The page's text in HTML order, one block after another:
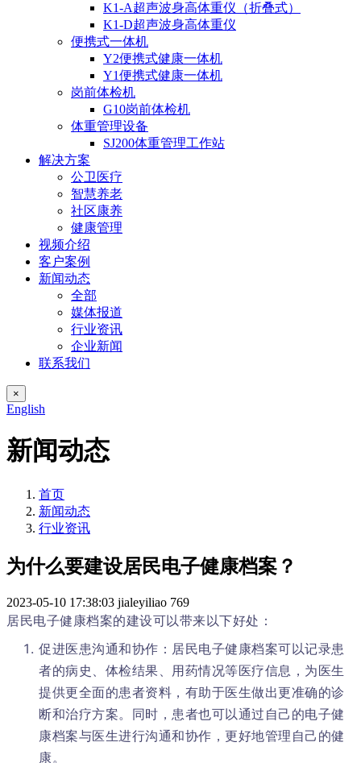
K1-A超声波身高体重仪（折叠式）
K1-D超声波身高体重仪
便携式一体机
Y2便携式健康一体机
Y1便携式健康一体机
岗前体检机
G10岗前体检机
体重管理设备
SJ200体重管理工作站
解决方案
公卫医疗
智慧养老
社区康养
健康管理
视频介绍
客户案例
新闻动态
全部
媒体报道
行业资讯
企业新闻
联系我们
×
English
新闻动态
首页
新闻动态
行业资讯
为什么要建设居民电子健康档案？
2023-05-10 17:38:03 jialeyiliao 769
居民电子健康档案的建设可以带来以下好处：
促进医患沟通和协作：居民电子健康档案可以记录患
者的病史、体检结果、用药情况等医疗信息，为医生
提供更全面的患者资料，有助于医生做出更准确的诊
断和治疗方案。同时，患者也可以通过自己的电子健
康档案与医生进行沟通和协作，更好地管理自己的健
康。